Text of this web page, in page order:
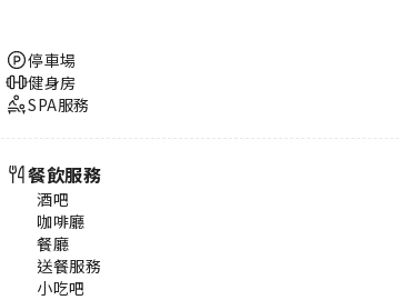
停車場
健身房
SPA服務
餐飲服務
酒吧
咖啡廳
餐廳
送餐服務
小吃吧